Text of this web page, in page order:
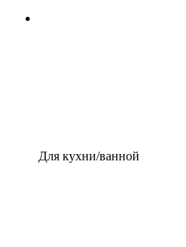
Для кухни/ванной